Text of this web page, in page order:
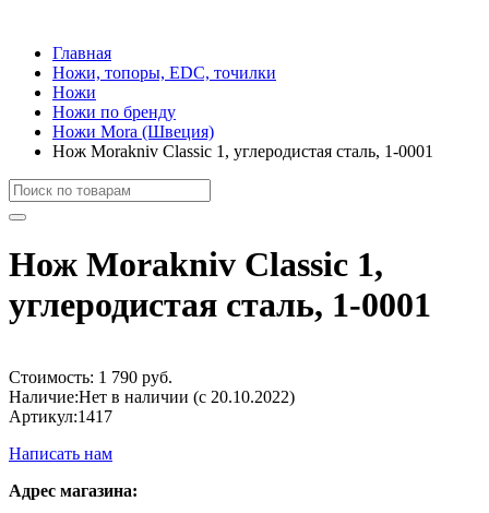
Главная
Ножи, топоры, EDC, точилки
Ножи
Ножи по бренду
Ножи Mora (Швеция)
Нож Morakniv Classic 1, углеродистая сталь, 1-0001
Нож Morakniv Classic 1,
углеродистая сталь, 1-0001
Стоимость: 1 790 руб.
Наличие:Нет в наличии (с 20.10.2022)
Артикул:1417
Написать нам
Адрес магазина: